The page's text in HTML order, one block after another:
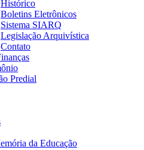
Histórico
Boletins Eletrônicos
Sistema SIARQ
Legislação Arquivística
Contato
Predial
da Educação